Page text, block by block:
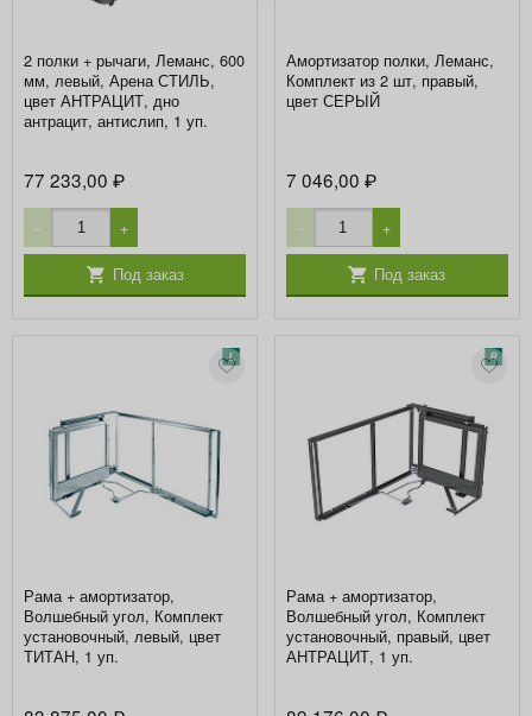
2 полки + рычаги, Леманс, 600
мм, левый, Арена СТИЛЬ,
цвет АНТРАЦИТ, дно
антрацит, антислип, 1 уп.
77 233,00₽
− +
Под заказ
Амортизатор полки, Леманс,
Комплект из 2 шт, правый,
цвет СЕРЫЙ
7 046,00 ₽
− +
Под заказ
Рама + амортизатор,
Волшебный угол, Комплект
установочный, левый, цвет
ТИТАН, 1 уп.
Рама + амортизатор,
Волшебный угол, Комплект
установочный, правый, цвет
АНТРАЦИТ, 1 уп.